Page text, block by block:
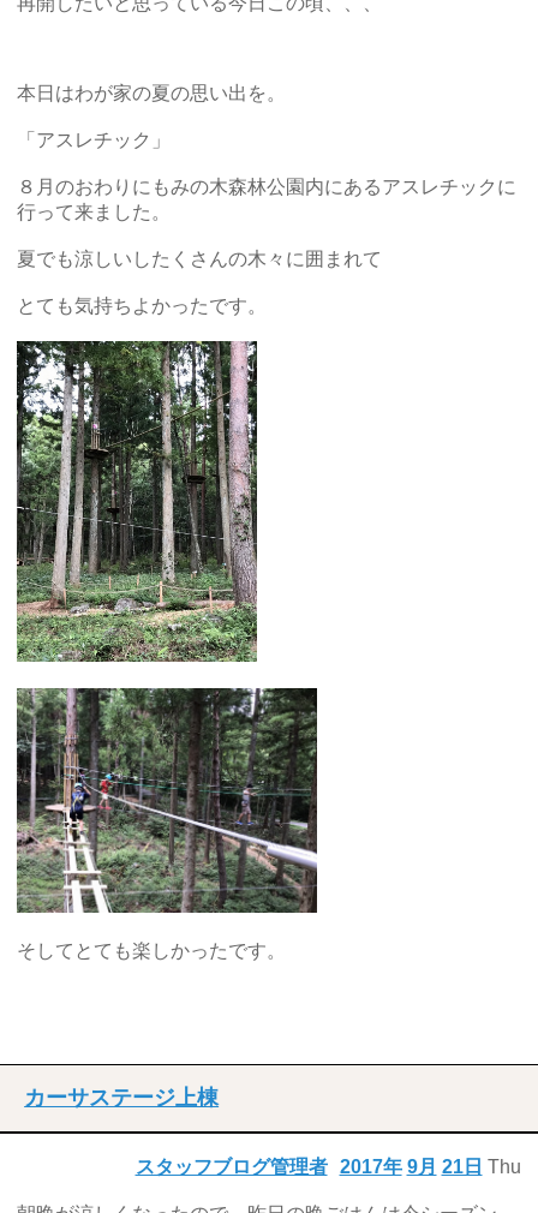
本日はわが家の夏の思い出を。
「アスレチック」
８月のおわりにもみの木森林公園内にあるアスレチックに
行って来ました。
夏でも涼しいしたくさんの木々に囲まれて
とても気持ちよかったです。
そしてとても楽しかったです。
カーサステージ上棟
2017年 9月 21日 Thu
スタッフブログ管理者